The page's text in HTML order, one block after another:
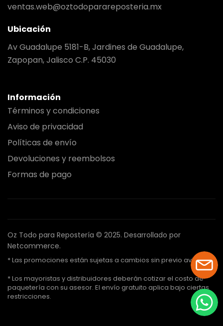
ventas.web@oztodoparareposteria.mx
Ubicación
Av Guadalupe 5181-B, Jardines de Guadalupe,
Zapopan, Jalisco C.P. 45030
Información
Términos y condiciones
Aviso de privacidad
Políticas de envío
Devoluciones y reembolsos
Formas de pago
Oz Todo para Repostería © 2025. Desarrollado por
Netcommerce.
* Las promociones están sujetas a cambios sin previo aviso.
* Los mayoristas y distribuidores deberán cotizar el costo de
paquetería con su asesor. El envío gratuito aplica bajo ciertas
restricciones.